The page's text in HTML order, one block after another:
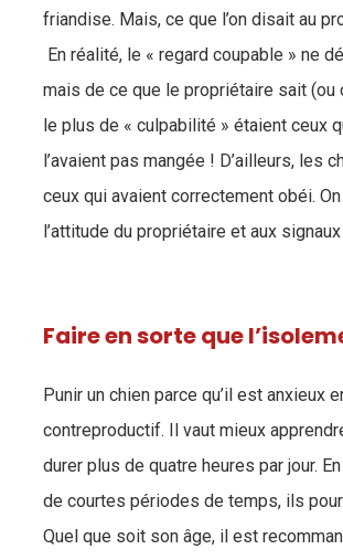
friandise. Mais, ce que l’on disait au
En réalité, le « regard coupable » ne
mais de ce que le propriétaire sait
le plus de « culpabilité » étaient ceux
l’avaient pas mangée ! D’ailleurs, les
ceux qui avaient correctement obéi.
l’attitude du propriétaire et aux
Faire en sorte que
Punir un chien parce qu’il est anxieux
contreproductif. Il vaut mieux
durer plus de quatre heures par jour.
de courtes périodes de temps, ils
Quel que soit son âge, il est